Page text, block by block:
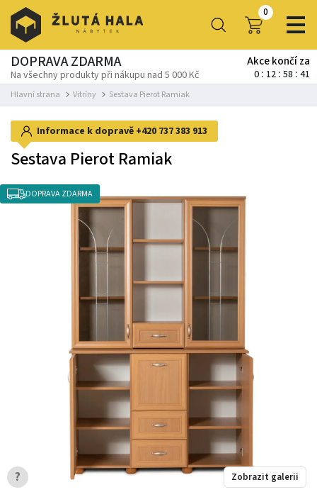
0
DOPRAVA ZDARMA
Na všechny produkty při nákupu nad 5 000 Kč
Akce končí za
0 12 58 41
Hlavní strana Vitríny Sestava Pierot Ramiak
Informace k dopravě +420 737 383 913
Sestava Pierot Ramiak
DOPRAVA ZDARMA
Zobrazit galerii
?